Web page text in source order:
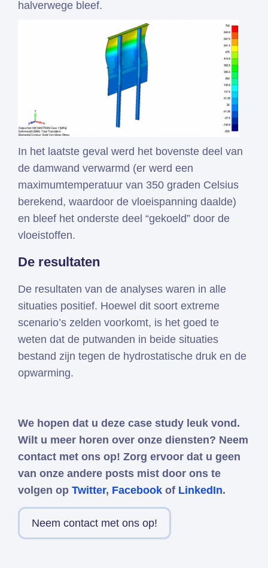
halverwege bleef.
In het laatste geval werd het bovenste deel van
de damwand verwarmd (er werd een
maximumtemperatuur van 350 graden Celsius
berekend, waardoor de vloeispanning daalde)
en bleef het onderste deel “gekoeld” door de
vloeistoffen.
De resultaten
De resultaten van de analyses waren in alle
situaties positief. Hoewel dit soort extreme
scenario’s zelden voorkomt, is het goed te
weten dat de putwanden in beide situaties
bestand zijn tegen de hydrostatische druk en de
opwarming.
We hopen dat u deze case study leuk vond.
Wilt u meer horen over onze diensten? Neem
contact met ons op! Zorg ervoor dat u geen
van onze andere posts mist door ons te
volgen op Twitter, Facebook of LinkedIn.
Neem contact met ons op!